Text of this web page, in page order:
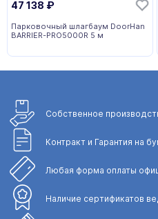
47 138 ₽
Парковочный шлагбаум DoorHan
BARRIER-PRO5000R 5 м
Собственное
Контракт и Гарантия на
Любая форма оплаты
Наличие сертификатов